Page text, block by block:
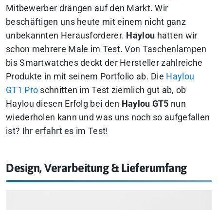
Mitbewerber drängen auf den Markt. Wir
beschäftigen uns heute mit einem nicht ganz
unbekannten Herausforderer. Haylou hatten wir
schon mehrere Male im Test. Von Taschenlampen
bis Smartwatches deckt der Hersteller zahlreiche
Produkte in mit seinem Portfolio ab. Die Haylou
GT1 Pro schnitten im Test ziemlich gut ab, ob
Haylou diesen Erfolg bei den Haylou GT5 nun
wiederholen kann und was uns noch so aufgefallen
ist? Ihr erfahrt es im Test!
Design, Verarbeitung & Lieferumfang